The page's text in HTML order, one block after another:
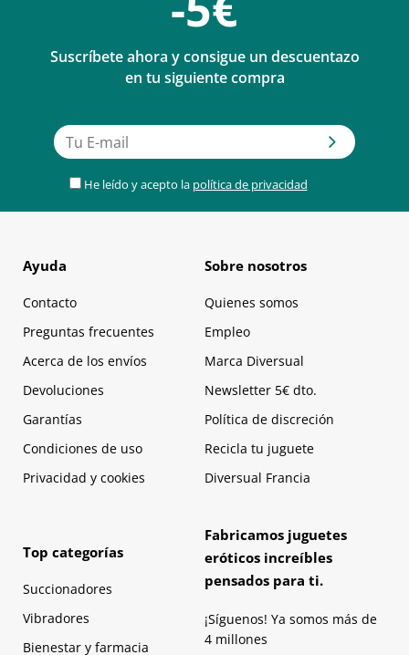
Suscríbete ahora y consigue un descuentazo
en tu siguiente compra
He leído y acepto la política de privacidad
Ayuda
Contacto
Preguntas frecuentes
Acerca de los envíos
Devoluciones
Garantías
Condiciones de uso
Privacidad y cookies
Sobre nosotros
Quienes somos
Empleo
Marca Diversual
Newsletter 5€ dto.
Política de discreción
Recicla tu juguete
Diversual Francia
Top categorías
Succionadores
Vibradores
Bienestar y farmacia
Fabricamos juguetes
eróticos increíbles
pensados para ti.
¡Síguenos! Ya somos más de
4 millones